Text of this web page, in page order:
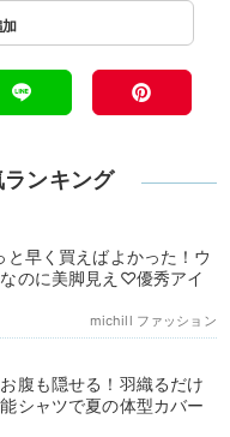
ンキング
と早く買えばよかった！ウ
のに美脚見え♡優秀アイ
michill ファッション
腹も隠せる！羽織るだけ
シャツで夏の体型カバー